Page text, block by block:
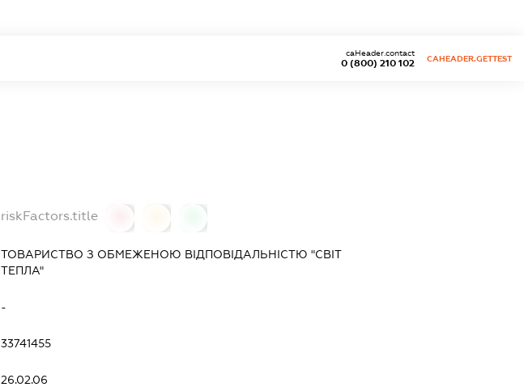
0 (800) 210 102
caHeader.contact
CAHEADER.GETTEST
riskFactors.title
ТОВАРИСТВО З ОБМЕЖЕНОЮ ВІДПОВІДАЛЬНІСТЮ "СВІТ
ТЕПЛА"
-
33741455
26.02.06